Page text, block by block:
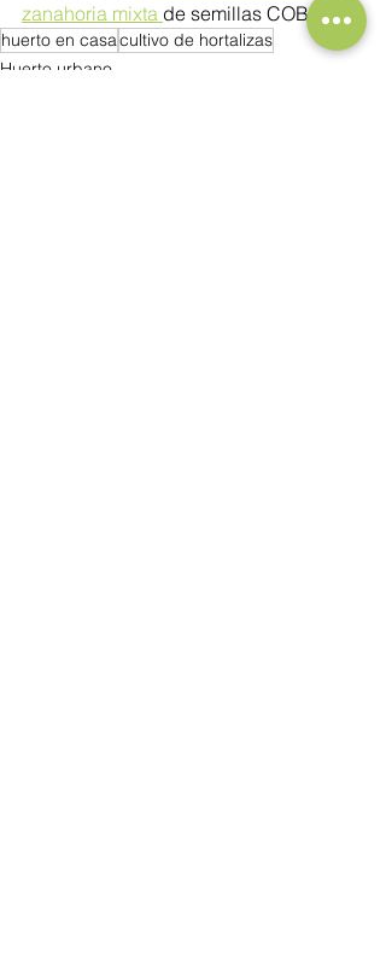
zanahoria mixta de semillas COBO.
huerto en casacultivo de hortalizas
Huerto urbano